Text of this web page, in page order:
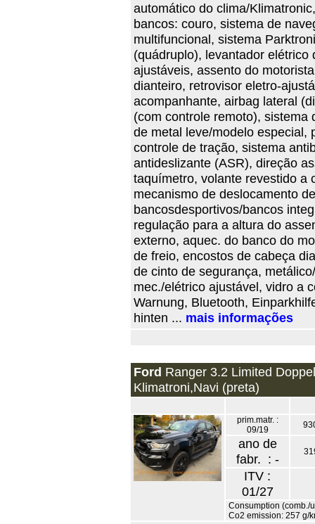
automático do clima/
bancos: couro, sistema de
multifuncional, sistema
(quádruplo), levantador
ajustáveis, assento do
dianteiro, retrovisor eletro-
acompanhante, airbag lateral
(com controle remoto), sistema
de metal leve/modelo especial,
controle de tração, sistema
antideslizante (ASR), direção
taquímetro, volante revestido a
mecanismo de deslocamento
bancosdesportivos/bancos
regulação para a altura do
externo, aquec. do banco do
de freio, encostos de cabeça
de cinto de segurança,
mec./elétrico ajustável, vidro a
Warnung, Bluetooth,
hinten ... mais informações
Ford Ranger 3.2 Limited
Klimatroni,Navi (preta)
prim.matr. :
09/19
ano de
fabr. : -
ITV :
01/27
Consumption (comb./
Co2 emission: 257 g/